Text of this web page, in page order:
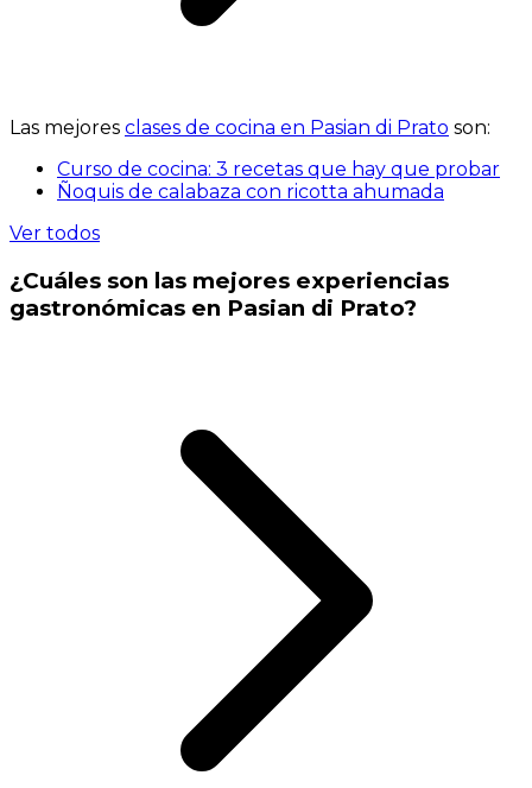
Las mejores clases de cocina en Pasian di Prato son:
Curso de cocina: 3 recetas que hay que probar
Ñoquis de calabaza con ricotta ahumada
Ver todos
¿Cuáles son las mejores experiencias
gastronómicas en Pasian di Prato?